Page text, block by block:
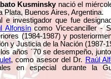
Kusminskynació el
Plata, Buenos Aires, Argentina.
e investigador que fue
Alfonsíncomo Vicecanciller -
(1984-1987) y
y Justicia de la Nación (1987-
años ´70 se desempeño,
, como asesor del Dr. Raúl
en especial durante la